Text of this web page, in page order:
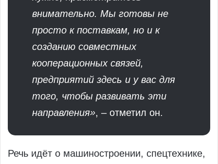
внимательно. Мы готовы не
просто к поставкам, но и к
созданию совместных
кооперационных связей,
предприятий здесь и у вас для
того, чтобы развивать эти
направления», – отметил он.
Речь идёт о машиностроении, спецтехнике,